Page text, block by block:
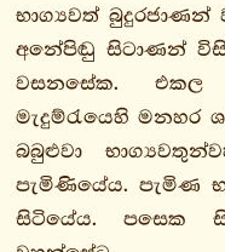
සංයුත්තනිකාය
ඛුද්දකනිකාය
1.
සරණගමනං
2.
භාග්‍යවත්
අනේපිඬු සිටාණන්
වසනසේක. එකල
මැදුම්රැයෙහි මනහර
බබුළුවා
පැමිණියේය. පැමිණ
සිටියේය. පසෙක